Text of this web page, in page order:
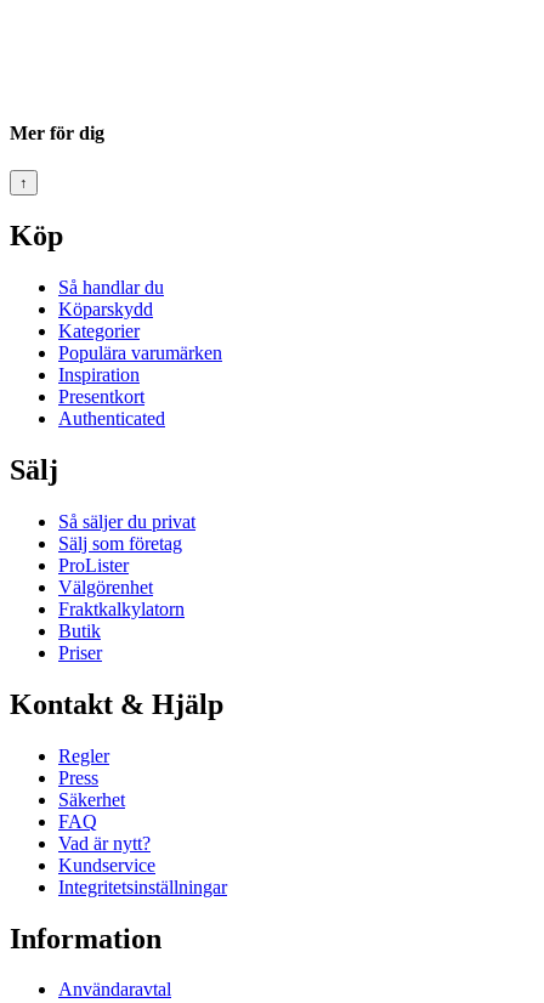
Mer för dig
↑
Köp
Så handlar du
Köparskydd
Kategorier
Populära varumärken
Inspiration
Presentkort
Authenticated
Sälj
Så säljer du privat
Sälj som företag
ProLister
Välgörenhet
Fraktkalkylatorn
Butik
Priser
Kontakt & Hjälp
Regler
Press
Säkerhet
FAQ
Vad är nytt?
Kundservice
Integritetsinställningar
Information
Användaravtal